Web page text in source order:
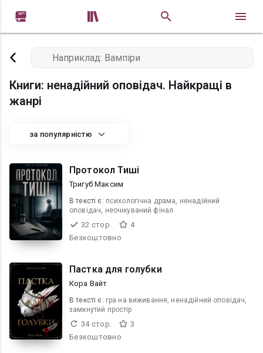
 
Книги: ненадійний оповідач. Найкращі в
жанрі
за популярністю
Протокол Тиші
Тригуб Максим
В текcті є: психологічна драма, ненадійний
оповідач, неочікуваний фінал
32 стор.
4
Безкоштовно
Пастка для голубки
Кора Вайт
В текcті є: гра на виживання, ненадійний оповідач,
замкнутий простір
34 стор.
3
Безкоштовно